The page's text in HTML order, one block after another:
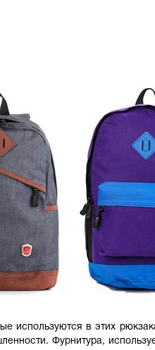
используются в этих
Фурнитура,